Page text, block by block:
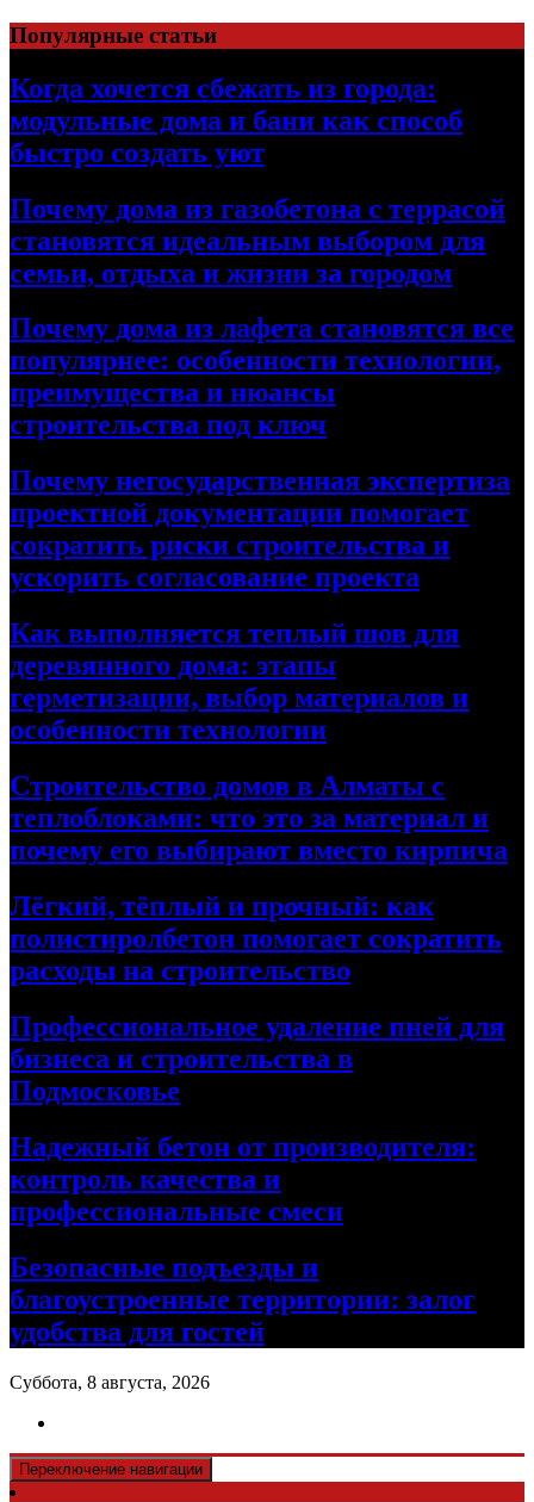
Перейти
к
содержимому
Популярные статьи
Когда хочется сбежать из города:
модульные дома и бани как способ
быстро создать уют
Почему дома из газобетона с террасой
становятся идеальным выбором для
семьи, отдыха и жизни за городом
Почему дома из лафета становятся все
популярнее: особенности технологии,
преимущества и нюансы
строительства под ключ
Почему негосударственная экспертиза
проектной документации помогает
сократить риски строительства и
ускорить согласование проекта
Как выполняется теплый шов для
деревянного дома: этапы
герметизации, выбор материалов и
особенности технологии
Строительство домов в Алматы с
теплоблоками: что это за материал и
почему его выбирают вместо кирпича
Лёгкий, тёплый и прочный: как
полистиролбетон помогает сократить
расходы на строительство
Профессиональное удаление пней для
бизнеса и строительства в
Подмосковье
Надежный бетон от производителя:
контроль качества и
профессиональные смеси
Безопасные подъезды и
благоустроенные территории: залог
удобства для гостей
Суббота, 8 августа, 2026
Переключение навигации